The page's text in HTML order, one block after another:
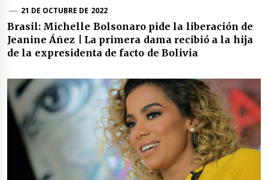
21 DE OCTUBRE DE 2022
Brasil: Michelle Bolsonaro pide la liberación de
Jeanine Áñez | La primera dama recibió a la hija
de la expresidenta de facto de Bolivia